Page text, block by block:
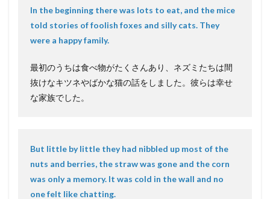
In the beginning there was lots to eat, and the mice
told stories of foolish foxes and silly cats. They
were a happy family.
最初のうちは食べ物がたくさんあり、ネズミたちは間
抜けなキツネやばかな猫の話をしました。彼らは幸せ
な家族でした。
But little by little they had nibbled up most of the
nuts and berries, the straw was gone and the corn
was only a memory. It was cold in the wall and no
one felt like chatting.